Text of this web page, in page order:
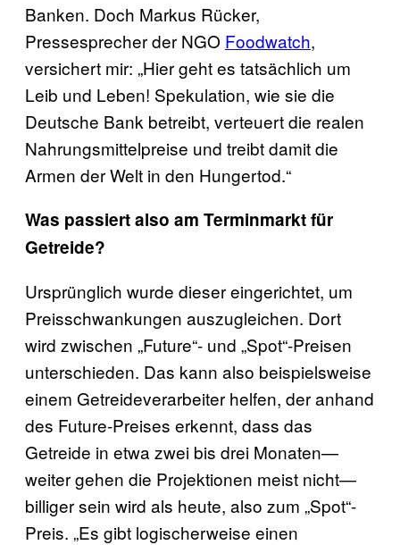
Banken. Doch Markus Rücker,
Pressesprecher der NGO Foodwatch,
versichert mir: „Hier geht es tatsächlich um
Leib und Leben! Spekulation, wie sie die
Deutsche Bank betreibt, verteuert die realen
Nahrungsmittelpreise und treibt damit die
Armen der Welt in den Hungertod.“
Was passiert also am Terminmarkt für
Getreide?
Ursprünglich wurde dieser eingerichtet, um
Preisschwankungen auszugleichen. Dort
wird zwischen „Future“- und „Spot“-Preisen
unterschieden. Das kann also beispielsweise
einem Getreideverarbeiter helfen, der anhand
des Future-Preises erkennt, dass das
Getreide in etwa zwei bis drei Monaten—
weiter gehen die Projektionen meist nicht—
billiger sein wird als heute, also zum „Spot“-
Preis. „Es gibt logischerweise einen